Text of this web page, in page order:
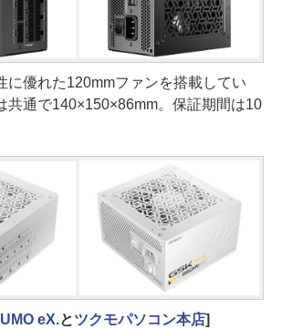
優れた120mmファンを搭載してい
共通で140×150×86mm。保証期間は10
eX.とツクモパソコン本店]